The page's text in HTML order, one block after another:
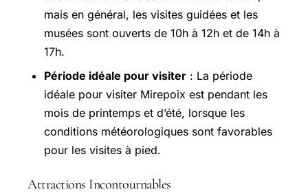
mais en général, les visites guidées et les
musées sont ouverts de 10h à 12h et de 14h à
17h.
Période idéale pour visiter : La période
idéale pour visiter Mirepoix est pendant les
mois de printemps et d’été, lorsque les
conditions météorologiques sont favorables
pour les visites à pied.
Attractions Incontournables